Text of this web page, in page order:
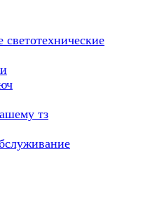
тз